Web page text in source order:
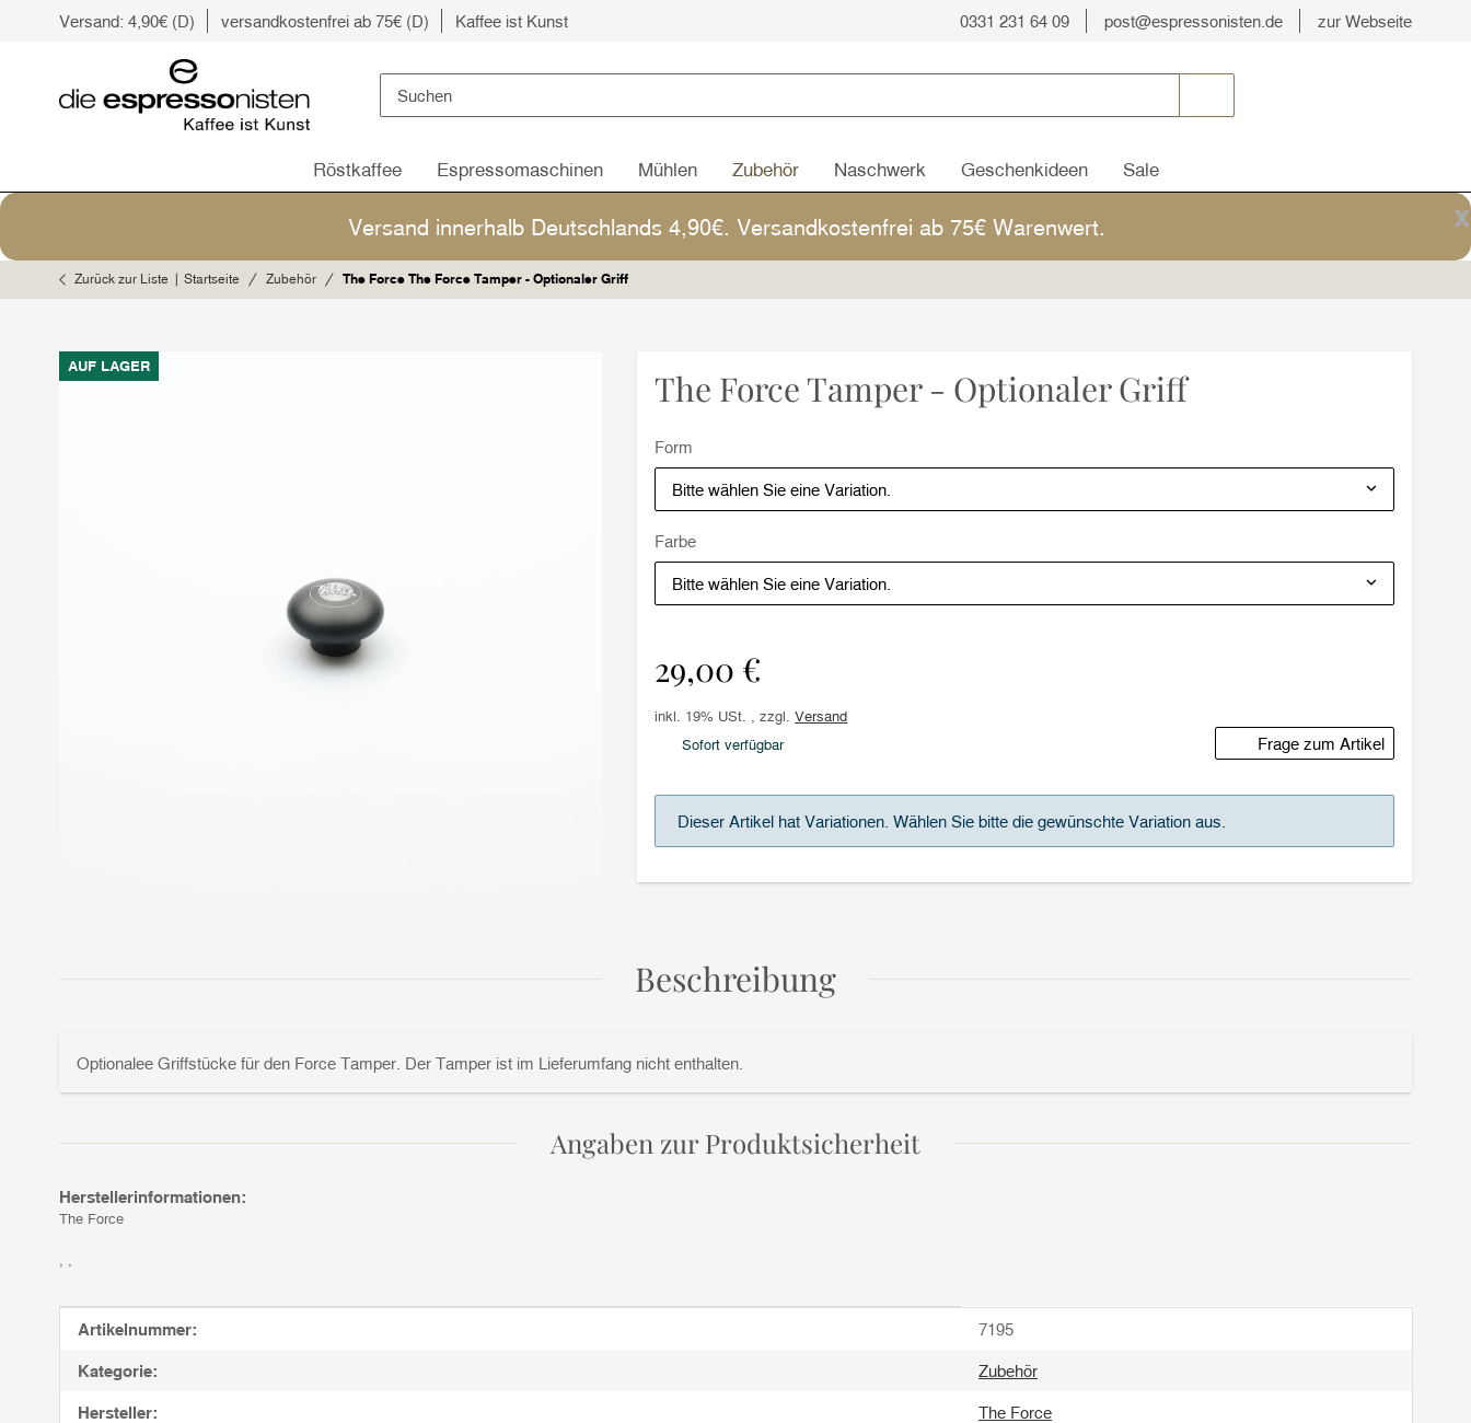
Versand: 4,90€ (D) versandkostenfrei ab 75€ (D) Kaffee ist Kunst 0331 231 64 09 post@espressonisten.de zur Webseite
Röstkaffee Espressomaschinen Mühlen Zubehör Naschwerk Geschenkideen Sale
x
Versand innerhalb Deutschlands 4,90€. Versandkostenfrei ab 75€ Warenwert.
Zurück zur Liste Startseite Zubehör The Force The Force Tamper - Optionaler Griff
AUF LAGER
The Force Tamper - Optionaler Griff
Form
Bitte wählen Sie eine Variation.
Farbe
Bitte wählen Sie eine Variation.
29,00 €
inkl. 19% USt. , zzgl.Versand
Sofort verfügbar
Frage zum Artikel
x
Dieser Artikel hat Variationen. Wählen Sie bitte die gewünschte Variation aus.
Beschreibung
Optionalee Griffstücke für den Force Tamper. Der Tamper ist im Lieferumfang nicht enthalten.
Angaben zur Produktsicherheit
Herstellerinformationen:
The Force
Produkteigenschaft
Wert
Artikelnummer: 7195
Kategorie: Zubehör
Hersteller: The Force